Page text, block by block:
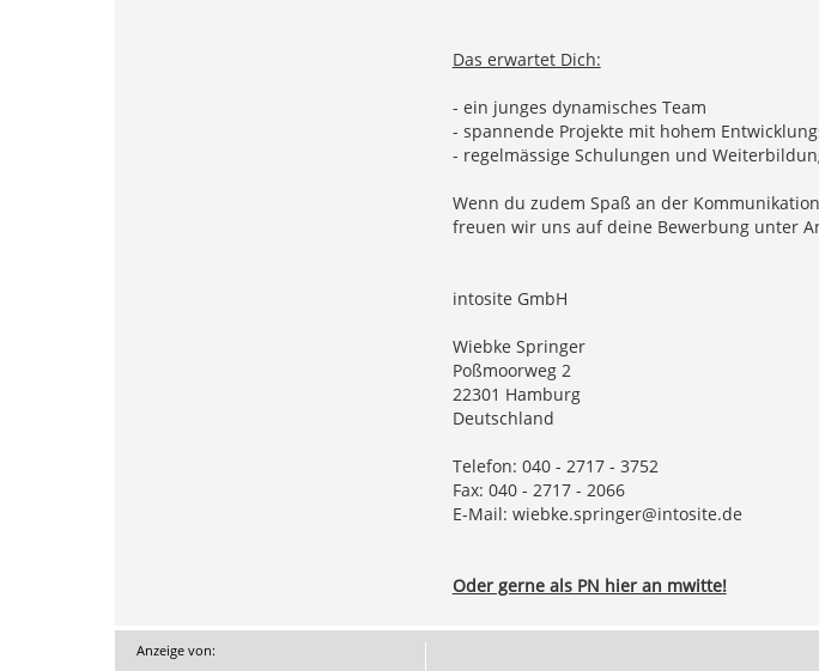
Das erwartet Dich:
- ein junges dynamisches Team
- spannende Projekte mit hohem
- regelmässige Schulungen und
Wenn du zudem Spaß an der
freuen wir uns auf deine Bewerbung unter
intosite GmbH
Wiebke Springer
Poßmoorweg 2
22301 Hamburg
Deutschland
Telefon: 040 - 2717 - 3752
Fax: 040 - 2717 - 2066
E-Mail: wiebke.springer@intosite.de
Oder gerne als PN hier an mwitte!
Anzeige von: